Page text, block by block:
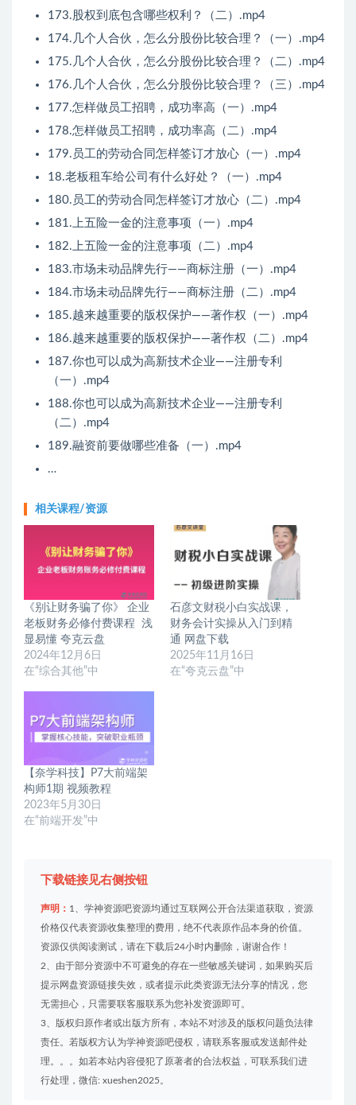
173.股权到底包含哪些权利？（二）.mp4
174.几个人合伙，怎么分股份比较合理？（一）.mp4
175.几个人合伙，怎么分股份比较合理？（二）.mp4
176.几个人合伙，怎么分股份比较合理？（三）.mp4
177.怎样做员工招聘，成功率高（一）.mp4
178.怎样做员工招聘，成功率高（二）.mp4
179.员工的劳动合同怎样签订才放心（一）.mp4
18.老板租车给公司有什么好处？（一）.mp4
180.员工的劳动合同怎样签订才放心（二）.mp4
181.上五险一金的注意事项（一）.mp4
182.上五险一金的注意事项（二）.mp4
183.市场未动品牌先行——商标注册（一）.mp4
184.市场未动品牌先行——商标注册（二）.mp4
185.越来越重要的版权保护——著作权（一）.mp4
186.越来越重要的版权保护——著作权（二）.mp4
187.你也可以成为高新技术企业——注册专利
（一）.mp4
188.你也可以成为高新技术企业——注册专利
（二）.mp4
189.融资前要做哪些准备（一）.mp4
…
相关课程/资源
《别让财务骗了你》 企业
老板财务必修付费课程 浅
显易懂 夸克云盘
2024年12月6日
在“综合其他”中
石彦文财税小白实战课，
财务会计实操从入门到精
通 网盘下载
2025年11月16日
在“夸克云盘”中
【奈学科技】P7大前端架
构师1期 视频教程
2023年5月30日
在“前端开发”中
下载链接见右侧按钮
声明： 1、学神资源吧资源均通过互联网公开合法渠道获取，资源
价格仅代表资源收集整理的费用，绝不代表原作品本身的价值。
资源仅供阅读测试，请在下载后24小时内删除，谢谢合作！
2、由于部分资源中不可避免的存在一些敏感关键词，如果购买后
提示网盘资源链接失效，或者提示此类资源无法分享的情况，您
无需担心，只需要联客服联系为您补发资源即可。
3、版权归原作者或出版方所有，本站不对涉及的版权问题负法律
责任。若版权方认为学神资源吧侵权，请联系客服或发送邮件处
理。。。如若本站内容侵犯了原著者的合法权益，可联系我们进
行处理，微信: xueshen2025。